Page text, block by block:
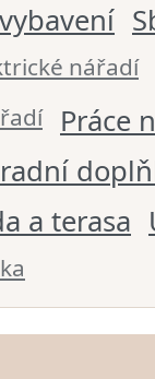
nářadí
Práce
a terasa